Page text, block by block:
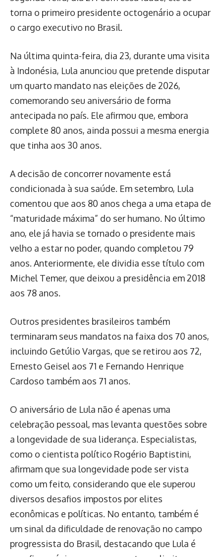
torna o primeiro presidente octogenário a ocupar
o cargo executivo no Brasil.
Na última quinta-feira, dia 23, durante uma visita
à Indonésia, Lula anunciou que pretende disputar
um quarto mandato nas eleições de 2026,
comemorando seu aniversário de forma
antecipada no país. Ele afirmou que, embora
complete 80 anos, ainda possui a mesma energia
que tinha aos 30 anos.
A decisão de concorrer novamente está
condicionada à sua saúde. Em setembro, Lula
comentou que aos 80 anos chega a uma etapa de
“maturidade máxima” do ser humano. No último
ano, ele já havia se tornado o presidente mais
velho a estar no poder, quando completou 79
anos. Anteriormente, ele dividia esse título com
Michel Temer, que deixou a presidência em 2018
aos 78 anos.
Outros presidentes brasileiros também
terminaram seus mandatos na faixa dos 70 anos,
incluindo Getúlio Vargas, que se retirou aos 72,
Ernesto Geisel aos 71 e Fernando Henrique
Cardoso também aos 71 anos.
O aniversário de Lula não é apenas uma
celebração pessoal, mas levanta questões sobre
a longevidade de sua liderança. Especialistas,
como o cientista político Rogério Baptistini,
afirmam que sua longevidade pode ser vista
como um feito, considerando que ele superou
diversos desafios impostos por elites
econômicas e políticas. No entanto, também é
um sinal da dificuldade de renovação no campo
progressista do Brasil, destacando que Lula é